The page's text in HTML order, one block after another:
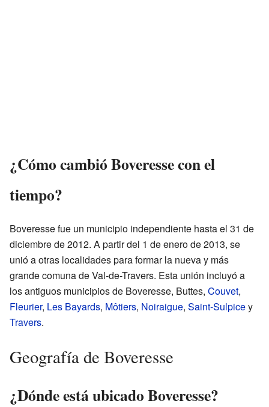
¿Cómo cambió Boveresse con el
tiempo?
Boveresse fue un municipio independiente hasta el 31 de
diciembre de 2012. A partir del 1 de enero de 2013, se
unió a otras localidades para formar la nueva y más
grande comuna de Val-de-Travers. Esta unión incluyó a
los antiguos municipios de Boveresse, Buttes, Couvet,
Fleurier, Les Bayards, Môtiers, Noiraigue, Saint-Sulpicey
Travers.
Geografía de Boveresse
¿Dónde está ubicado Boveresse?